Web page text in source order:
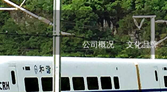
公司概况 文化品牌